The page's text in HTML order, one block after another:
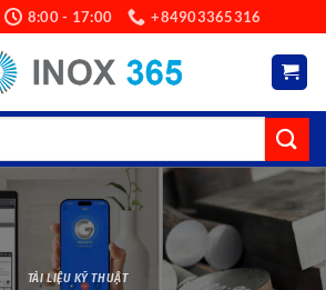
8:00 - 17:00 +84903365316
TÀI LIỆU KỸ THUẬT